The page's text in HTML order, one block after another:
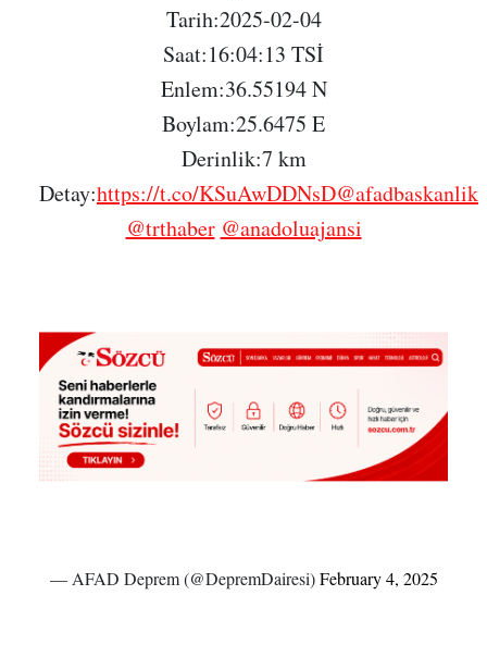
Tarih:2025-02-04
Saat:16:04:13 TSİ
Enlem:36.55194 N
Boylam:25.6475 E
Derinlik:7 km
Detay:https://t.co/KSuAwDDNsD@afadbaskanlik
@trthaber @anadoluajansi
— AFAD Deprem (@DepremDairesi)February 4, 2025